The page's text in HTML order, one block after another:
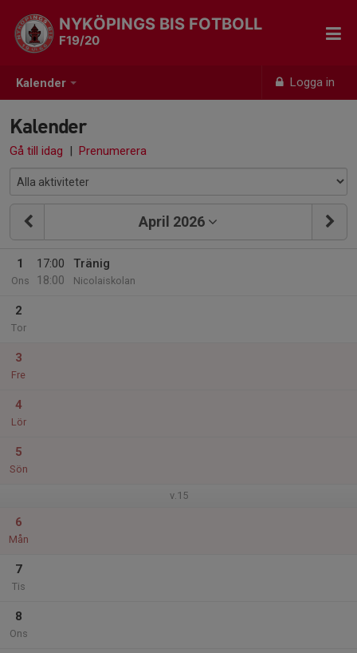
Kalender Logga in
NYKÖPINGS BIS FOTBOLL
F19/20
Kalender
Gå till idag | Prenumerera
April 2026
1
Ons
17:00
18:00
Tränig
Nicolaiskolan
2
Tor
3
Fre
4
Lör
5
Sön
v.15
6
Mån
7
Tis
8
Ons